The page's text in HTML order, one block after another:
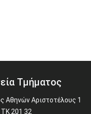
Τμήματος
Αθηνών Αριστοτέλους 1
ΤΚ 201 32